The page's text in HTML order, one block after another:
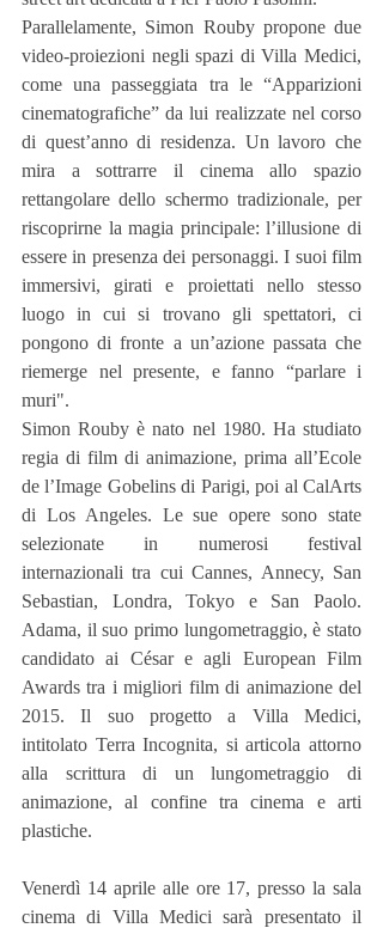
Parallelamente, Simon Rouby propone due
video-proiezioni negli spazi di Villa Medici,
come una passeggiata tra le “Apparizioni
cinematografiche” da lui realizzate nel corso
di quest’anno di residenza. Un lavoro che
mira a sottrarre il cinema allo spazio
rettangolare dello schermo tradizionale, per
riscoprirne la magia principale: l’illusione di
essere in presenza dei personaggi. I suoi film
immersivi, girati e proiettati nello stesso
luogo in cui si trovano gli spettatori, ci
pongono di fronte a un’azione passata che
riemerge nel presente, e fanno “parlare i
muri".
Simon Rouby è nato nel 1980. Ha studiato
regia di film di animazione, prima all’Ecole
de l’Image Gobelins di Parigi, poi al CalArts
di Los Angeles. Le sue opere sono state
selezionate in numerosi festival
internazionali tra cui Cannes, Annecy, San
Sebastian, Londra, Tokyo e San Paolo.
Adama, il suo primo lungometraggio, è stato
candidato ai César e agli European Film
Awards tra i migliori film di animazione del
2015. Il suo progetto a Villa Medici,
intitolato Terra Incognita, si articola attorno
alla scrittura di un lungometraggio di
animazione, al confine tra cinema e arti
plastiche.
Venerdì 14 aprile alle ore 17, presso la sala
cinema di Villa Medici sarà presentato il